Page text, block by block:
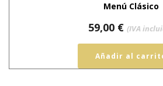
Menú Clásico
59,00 € (IVA
Añadir al